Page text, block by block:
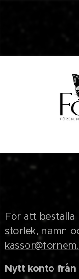
För att beställa
storlek, namn
Nytt konto från